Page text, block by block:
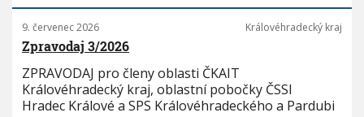
9. červenec 2026 Královéhradecký kraj
Zpravodaj 3/2026
ZPRAVODAJ pro členy oblasti ČKAIT
Královéhradecký kraj, oblastní pobočky ČSSI
Hradec Králové a SPS Královéhradeckého a Pardubi